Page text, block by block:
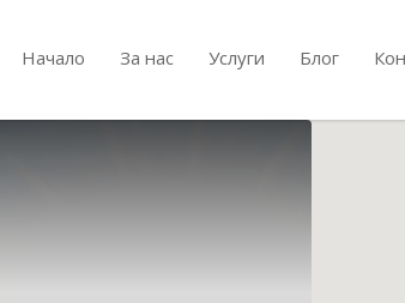
Начало За нас Услуги Блог